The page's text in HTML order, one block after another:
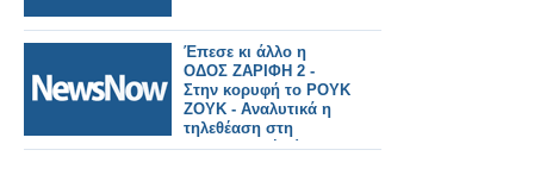
Έπεσε κι άλλο η
ΟΔΟΣ ΖΑΡΙΦΗ 2 -
Στην κορυφή το ΡΟΥΚ
ΖΟΥΚ - Αναλυτικά η
τηλεθέαση στη
μεσημεριανή ζώνη